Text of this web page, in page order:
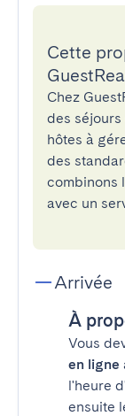
Cette
Chez
des
hôtes à
des
combinons
avec un
Arrivée
À
Vous
en ligne
l'heure
ensuite